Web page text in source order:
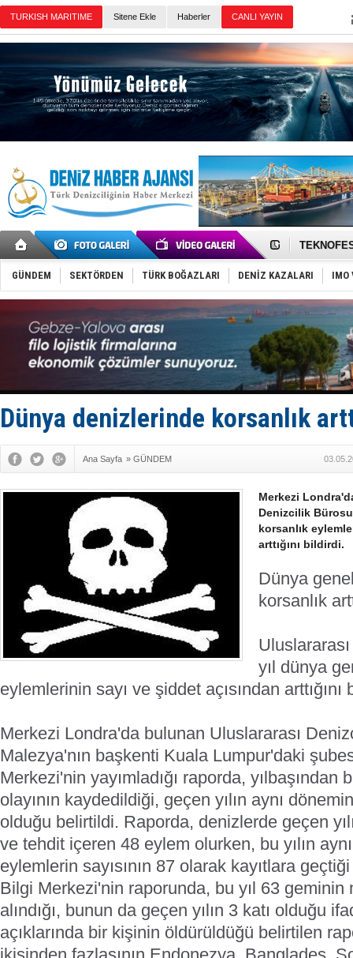
TURKISH MARITIME Sitene Ekle Haberler CANLI YAYIN
TAYK -
Tersane
İngiliz
FESCO,
DESE,
35 milyon
İnsansız
Yüzyıl
Anadolu
Derince,
İTU AUV,
GÜNDEM SEKTÖRDEN TÜRK BOĞAZLARI DENİZ KAZALARI IMO
Dünya denizlerinde korsanlık
Ana Sayfa » GÜNDEM
Merkezi
Denizcilik
korsanlık
arttığını bildirdi.
Dünya
korsanlık
yıl dünya
eylemlerinin sayı ve şiddet açısından arttığını
Merkezi Londra'da bulunan Uluslararası
Malezya'nın başkenti Kuala Lumpur'daki
Merkezi'nin yayımladığı raporda, yılbaşından
olayının kaydedildiği, geçen yılın aynı
olduğu belirtildi. Raporda, denizlerde geçen
ve tehdit içeren 48 eylem olurken, bu yılın
eylemlerin sayısının 87 olarak kayıtlara
Bilgi Merkezi'nin raporunda, bu yıl 63 geminin
alındığı, bunun da geçen yılın 3 katı olduğu
açıklarında bir kişinin öldürüldüğü belirtilen